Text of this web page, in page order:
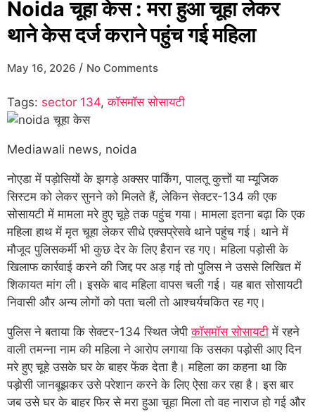
Noida चूहा केस : मरा हुआ चूहा लेकर
थाने केस दर्ज कराने पहुंच गई महिला
May 16, 2026 / No Comments
Tags: sector 134,कॉसमॉस सोसायटी
Mediawali news, noida
नोएडा में पड़ोसियों के झगड़े अक्सर पार्किंग, पालतू कुत्तों या म्यूजिक
सिस्टम को लेकर सुनने को मिलते हैं, लेकिन सेक्टर-134 की एक
सोसायटी में मामला मरे हुए चूहे तक पहुंच गया। मामला इतना बढ़ा कि एक
महिला हाथ में मृत चूहा लेकर सीधे एक्सप्रेसवे थाने पहुंच गई। थाने में
मौजूद पुलिसकर्मी भी कुछ देर के लिए हैरान रह गए। महिला पड़ोसी के
खिलाफ कार्रवाई करने की जिद्द पर अड़ गई तो पुलिस ने उससे लिखित में
शिकायत मांग ली। इसके बाद महिला वापस चली गई। यह बात सोसायटी
निवासी और अन्य लोगों को पता चली तो आश्चर्यचकित रह गए।
पुलिस ने बताया कि सेक्टर-134 स्थित जेपीकॉसमॉस सोसायटी में रहने
वाली तमन्ना नाम की महिला ने आरोप लगाया कि उसका पड़ोसी आए दिन
मरे हुए चूहे उसके घर के बाहर फेंक देता है। महिला का कहना था कि
पड़ोसी जानबूझकर उसे परेशान करने के लिए ऐसा कर रहा है। इस बार
जब उसे घर के बाहर फिर से मरा हुआ चूहा मिला तो वह नाराज हो गई और